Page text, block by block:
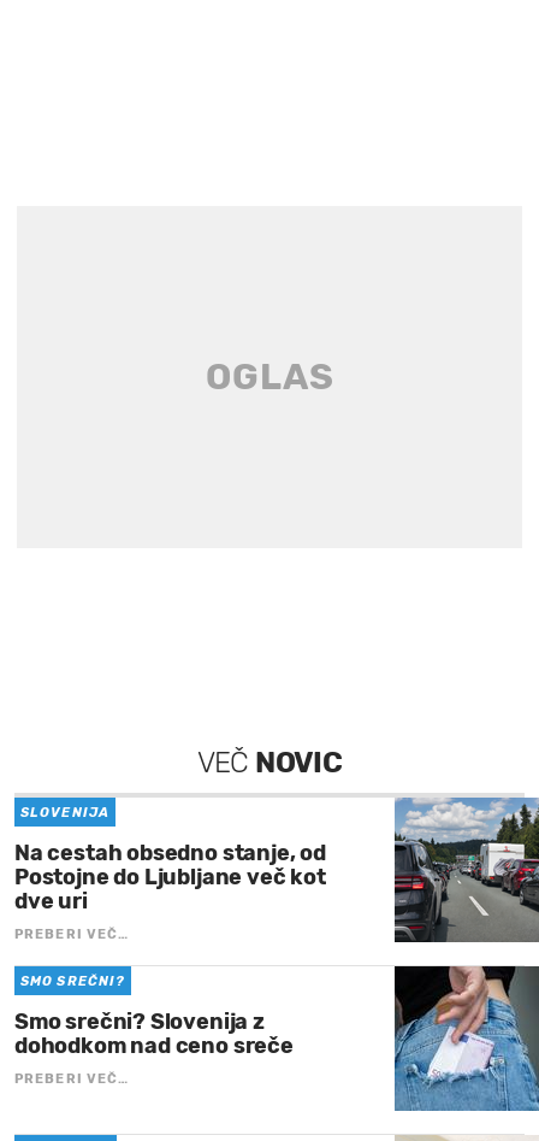
VEČ NOVIC
SLOVENIJA
Na cestah obsedno stanje, od
Postojne do Ljubljane več kot
dve uri
PREBERI VEČ…
SMO SREČNI?
Smo srečni? Slovenija z
dohodkom nad ceno sreče
PREBERI VEČ…